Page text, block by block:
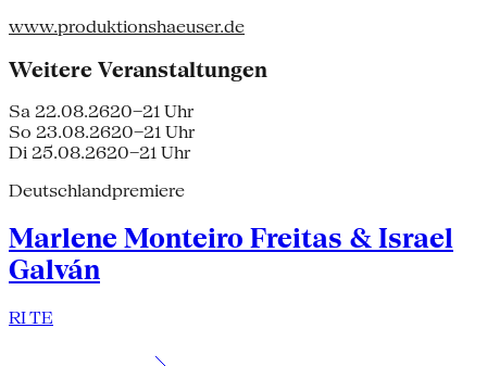
www.produktionshaeuser.de
Weitere Veranstaltungen
Sa 22.08.2620–21 Uhr
So 23.08.2620–21 Uhr
Di 25.08.2620–21 Uhr
Deutschlandpremiere
Marlene Monteiro Freitas & Israel
Galván
RI TE